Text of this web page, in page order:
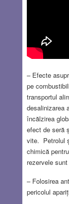
– Efecte
pe
transportul
desalinizarea
încălzirea
efect de seră
vite. Petrolul
chimică
rezervele
– Folosirea
pericolul